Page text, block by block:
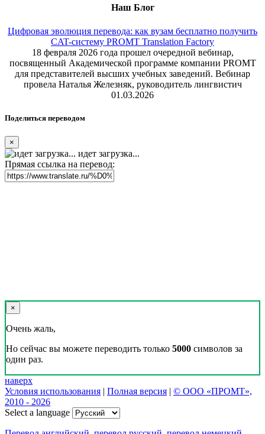
Наш Блог
Цифровая эволюция перевода: как вузам бесплатно получить
CAT-систему PROMT Translation Factory
18 февраля 2026 года прошел очередной вебинар,
посвященный Академической программе компании PROMT
для представителей высших учебных заведений. Вебинар
провела Наталья Железняк, руководитель лингвистич
01.03.2026
Поделиться переводом
×
идет загрузка...
Прямая ссылка на перевод:
×
Очень жаль,
Но сейчас вы можете переводить только 5000 символов за
один раз.
наверх
Условия использования | Полная версия | © ООО «ПРОМТ»,
2010 - 2026
Select a language